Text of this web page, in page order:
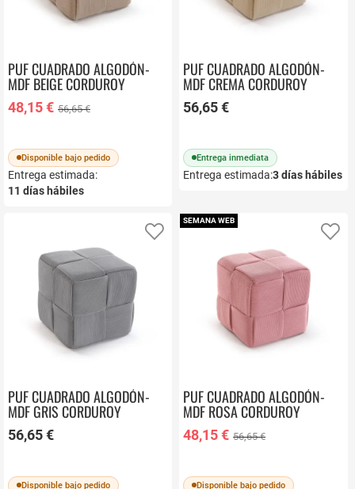
PUF CUADRADO ALGODÓN-
MDF BEIGE CORDUROY
22670002
48,15 € 56,65 €
Disponible bajo pedido
Entrega estimada:
11 días hábiles
PUF CUADRADO ALGODÓN-
MDF CREMA CORDUROY
22670001
56,65 €
Entrega inmediata
Entrega estimada:3días hábiles
Añadir a favoritos
PUF CUADRADO ALGODÓN-
MDF GRIS CORDUROY
22670003
56,65 €
Disponible bajo pedido
SEMANA WEB
PUF CUADRADO ALGODÓN-
MDF ROSA CORDUROY
22670004
48,15 € 56,65 €
Disponible bajo pedido